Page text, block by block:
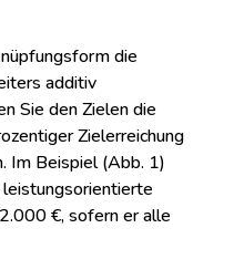
die
additiv
Sie den Zielen die
Zielerreichung
Im Beispiel (Abb. 1)
€, sofern er alle